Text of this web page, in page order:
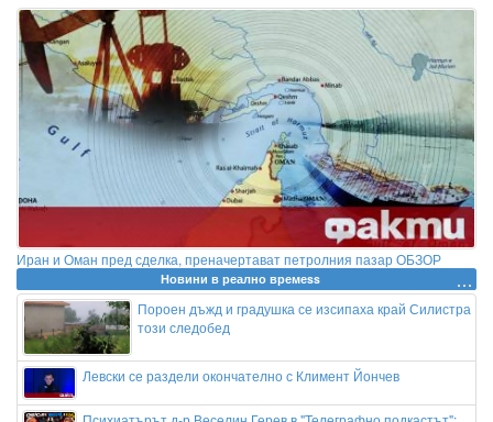
Иран и Оман пред сделка, преначертават петролния пазар ОБЗОР
Новини в реално времеss
Пороен дъжд и градушка се изсипаха край Силистра
този следобед
Левски се раздели окончателно с Климент Йончев